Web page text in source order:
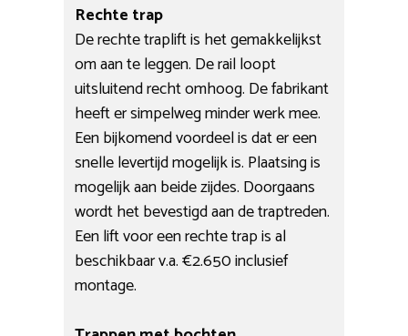
Rechte trap
De rechte traplift is het gemakkelijkst
om aan te leggen. De rail loopt
uitsluitend recht omhoog. De fabrikant
heeft er simpelweg minder werk mee.
Een bijkomend voordeel is dat er een
snelle levertijd mogelijk is. Plaatsing is
mogelijk aan beide zijdes. Doorgaans
wordt het bevestigd aan de traptreden.
Een lift voor een rechte trap is al
beschikbaar v.a. €2.650 inclusief
montage.